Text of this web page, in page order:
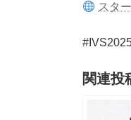
スタ
関連投